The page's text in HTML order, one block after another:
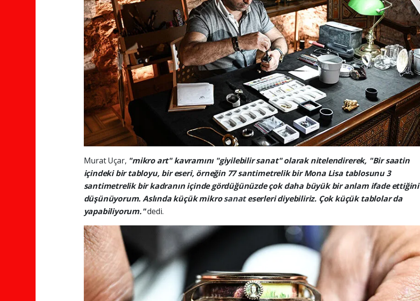
Murat Uçar, "mikro art" kavramını "giyilebilir sanat" olarak nitelendirerek, "Bir saatin
içindeki bir tabloyu, bir eseri, örneğin 77 santimetrelik bir Mona Lisa tablosunu 3
santimetrelik bir kadranın içinde gördüğünüzde çok daha büyük bir anlam ifade ettiğini
düşünüyorum. Aslında küçük mikrosanateserleri diyebiliriz. Çok küçük tablolar da
yapabiliyorum."dedi.